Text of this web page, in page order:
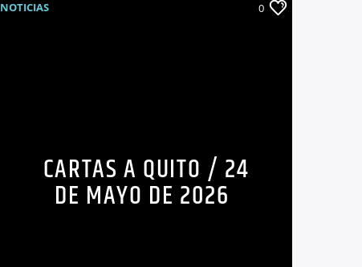
NOTICIAS 0
CARTAS A QUITO / 24
DE MAYO DE 2026